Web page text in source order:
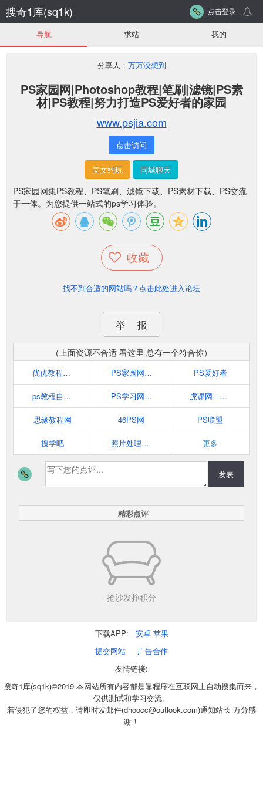
搜奇1库(sq1k) 点击登录
导航 求站 我的
分享人： 万万没想到
PS家园网|Photoshop教程|笔刷|滤镜|PS素
材|PS教程|努力打造PS爱好者的家园
www.psjia.com
点击访问
美女约玩 同城聊天
PS家园网集PS教程、PS笔刷、滤镜下载、PS素材下载、PS交流
于一体。为您提供一站式的ps学习体验。
收藏
找不到合适的网站吗？点击此处进入论坛
举 报
（上面资源不合适 看这里 总有一个符合你）
优优教程网-uiiiuiii.com-U站-设计教程-马了再练不如马上练 PS家园网|Photoshop教程|笔刷|滤镜|PS素材|PS教程|努力打造PS爱好者的家园 PS爱好者
ps教程自学网 PS学习网 - 提供Photoshop教程的学习网站 虎课网 - 原创在线学习网站！|PS教程,AI教程
思缘教程网 46PS网 PS联盟
搜学吧 照片处理网PS论坛 更多
发表
精彩点评
抢沙发挣积分
下载APP: 安卓 苹果
提交网站
广告合作
友情链接:
搜奇1库(sq1k)©2019 本网站所有内容都是靠程序在互联网上自动搜集而来，
仅供测试和学习交流。
若侵犯了您的权益，请即时发邮件(dhoocc@outlook.com)通知站长 万分感
谢！